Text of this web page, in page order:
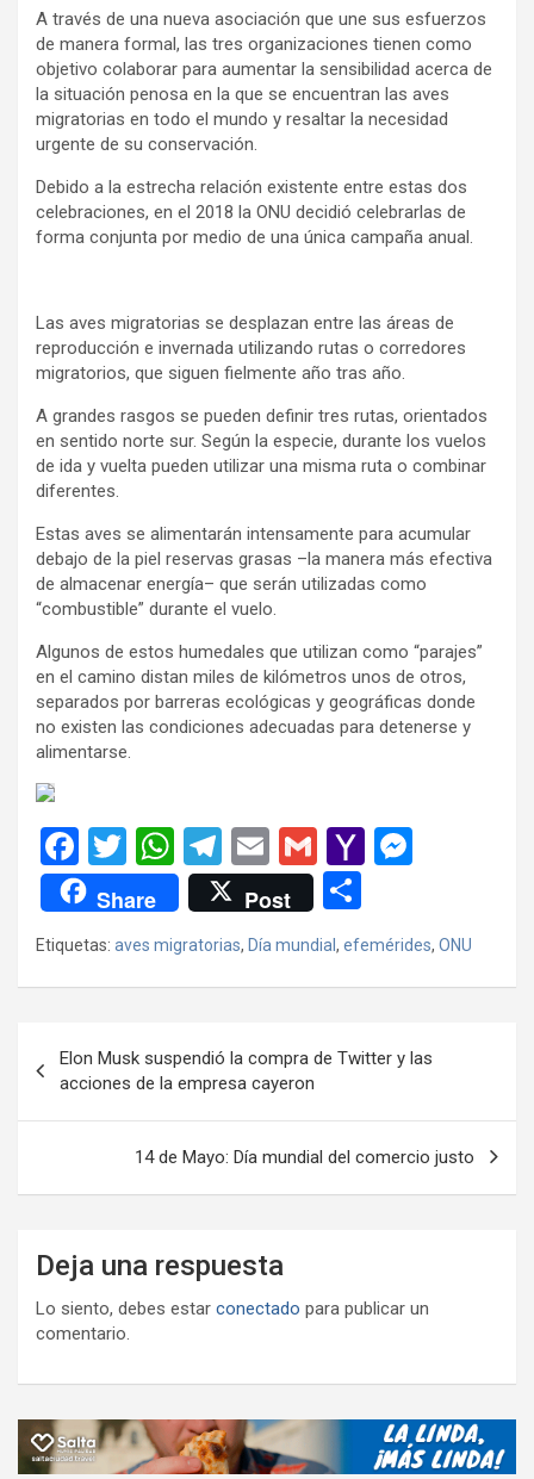
A través de una nueva asociación que une sus esfuerzos
de manera formal, las tres organizaciones tienen como
objetivo colaborar para aumentar la sensibilidad acerca de
la situación penosa en la que se encuentran las aves
migratorias en todo el mundo y resaltar la necesidad
urgente de su conservación.
Debido a la estrecha relación existente entre estas dos
celebraciones, en el 2018 la ONU decidió celebrarlas de
forma conjunta por medio de una única campaña anual.
Las aves migratorias se desplazan entre las áreas de
reproducción e invernada utilizando rutas o corredores
migratorios, que siguen fielmente año tras año.
A grandes rasgos se pueden definir tres rutas, orientados
en sentido norte sur. Según la especie, durante los vuelos
de ida y vuelta pueden utilizar una misma ruta o combinar
diferentes.
Estas aves se alimentarán intensamente para acumular
debajo de la piel reservas grasas –la manera más efectiva
de almacenar energía– que serán utilizadas como
“combustible” durante el vuelo.
Algunos de estos humedales que utilizan como “parajes”
en el camino distan miles de kilómetros unos de otros,
separados por barreras ecológicas y geográficas donde
no existen las condiciones adecuadas para detenerse y
alimentarse.
F
a
ce
b
o
k
T
wi
tt
er
W
h
at
s
A
p
T
el
e
gr
a
E
m
ail
G
m
ail
Y
o
o
ail
n
g
Share Post
m
ar
Etiquetas: aves migratorias, Día mundial , efemérides, ONU
de
entradas
Elon Musk suspendió la compra de Twitter y las
acciones de la empresa cayeron
14 de Mayo: Día mundial del comercio justo
Deja una respuesta
Lo siento, debes estar conectado para publicar un
comentario.